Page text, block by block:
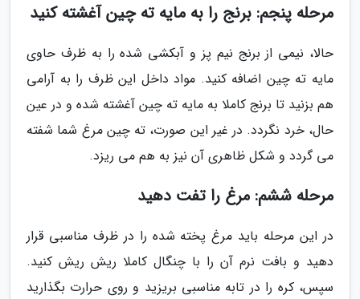
مرحله پنجم: برنج را به مایه ته چین آغشته کنید
حالا، نیمی از برنج نیم پز و آبکشی شده را به ظرف حاوی
مایه ته چین اضافه کنید. مواد داخل این ظرف را به آرامی
هم بزنید تا برنج کاملا به مایه ته چین آغشته شده و در عین
حال، خرد نگردد. در غیر این صورت، ته چین مرغ شما شفته
می گردد و شکل ظاهری آن نیز به هم می ریزد.
مرحله ششم: مرغ را تفت دهید
در این مرحله باید مرغ پخته شده را در ظرف مناسبی قرار
دهید و بافت نرم آن را با چنگال کاملا ریش ریش کنید.
سپس، کره را در تابه مناسبی بریزید و روی حرارت بگذارید